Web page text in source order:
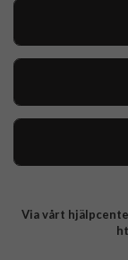
Integritetspolicy
Via vårt